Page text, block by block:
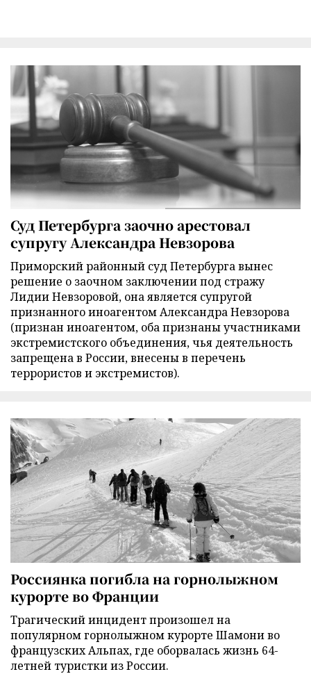
Суд Петербурга заочно арестовал
супругу Александра Невзорова
Приморский районный суд Петербурга вынес
решение о заочном заключении под стражу
Лидии Невзоровой, она является супругой
признанного иноагентом Александра Невзорова
(признан иноагентом, оба признаны участниками
экстремистского объединения, чья деятельность
запрещена в России, внесены в перечень
террористов и экстремистов).
Россиянка погибла на горнолыжном
курорте во Франции
Трагический инцидент произошел на
популярном горнолыжном курорте Шамони во
французских Альпах, где оборвалась жизнь 64-
летней туристки из России.